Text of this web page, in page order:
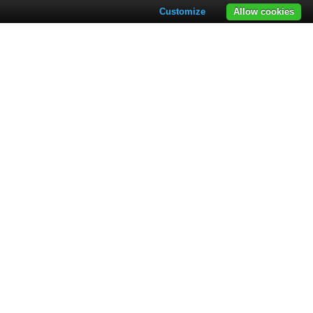
Allow cookies
Customize